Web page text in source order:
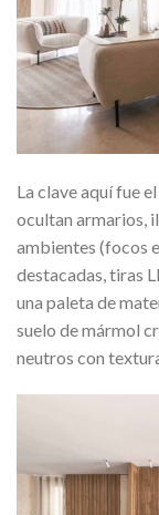
La clave aquí fue
ocultan armarios,
ambientes (focos
destacadas, tiras
una paleta de
suelo de mármol
neutros con